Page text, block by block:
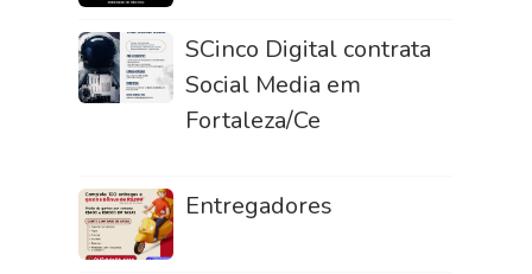
SCinco Digital contrata
Social Media em
Fortaleza/Ce
Entregadores